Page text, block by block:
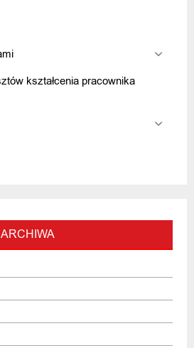
kształcenia pracownika
ARCHIWA